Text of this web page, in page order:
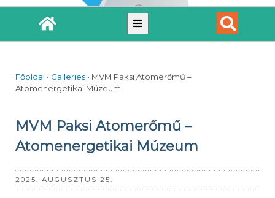
Főoldal • Galleries • MVM Paksi Atomerőmű –
Atomenergetikai Múzeum
MVM Paksi Atomerőmű –
Atomenergetikai Múzeum
2025. AUGUSZTUS 25.